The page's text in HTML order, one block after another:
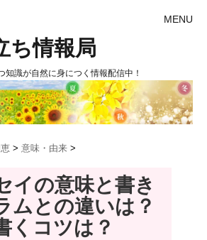
MENU
ち情報局
知識が自然に身につく情報配信中！
> 意味・由来 >
イの意味と書き
ムとの違いは？
くコツは？